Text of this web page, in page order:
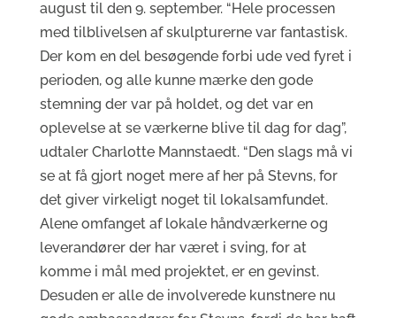
august til den 9. september. “Hele processen
med tilblivelsen af skulpturerne var fantastisk.
Der kom en del besøgende forbi ude ved fyret i
perioden, og alle kunne mærke den gode
stemning der var på holdet, og det var en
oplevelse at se værkerne blive til dag for dag”,
udtaler Charlotte Mannstaedt. “Den slags må vi
se at få gjort noget mere af her på Stevns, for
det giver virkeligt noget til lokalsamfundet.
Alene omfanget af lokale håndværkerne og
leverandører der har været i sving, for at
komme i mål med projektet, er en gevinst.
Desuden er alle de involverede kunstnere nu